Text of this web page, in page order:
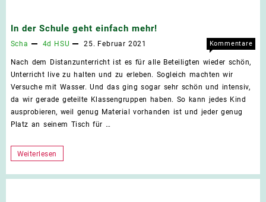
In der Schule geht einfach mehr!
Scha 4d HSU 25. Februar 2021
Kommentare
In
Nach dem Distanzunterricht ist es für alle Beteiligten wieder schön,
Unterricht live zu halten und zu erleben. Sogleich machten wir
Versuche mit Wasser. Und das ging sogar sehr schön und intensiv,
da wir gerade geteilte Klassengruppen haben. So kann jedes Kind
ausprobieren, weil genug Material vorhanden ist und jeder genug
Platz an seinem Tisch für …
In
Weiterlesen